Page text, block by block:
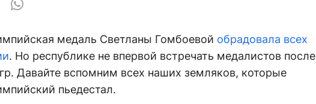
медаль Светланы Гомбоевой обрадовала всех
. Но республике не впервой встречать медалистов после
Давайте вспомним всех наших земляков, которые
пьедестал.